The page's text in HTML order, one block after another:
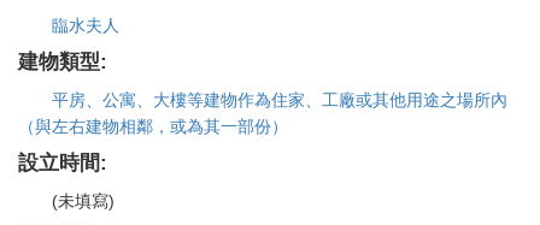
臨水夫人
建物類型:
平房、公寓、大樓等建物作為住家、工廠或其他用途之場所內
（與左右建物相鄰，或為其一部份）
設立時間:
(未填寫)